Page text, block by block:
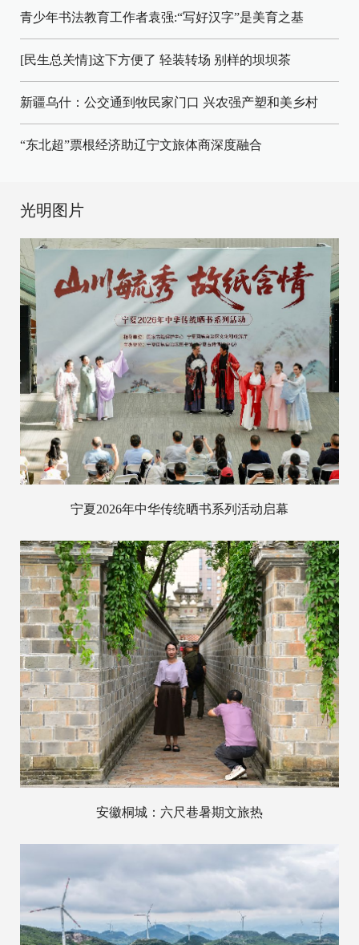
青少年书法教育工作者袁强:“写好汉字”是美育之基
[民生总关情]这下方便了 轻装转场 别样的坝坝茶
新疆乌什：公交通到牧民家门口 兴农强产塑和美乡村
“东北超”票根经济助辽宁文旅体商深度融合
光明图片
宁夏2026年中华传统晒书系列活动启幕
安徽桐城：六尺巷暑期文旅热